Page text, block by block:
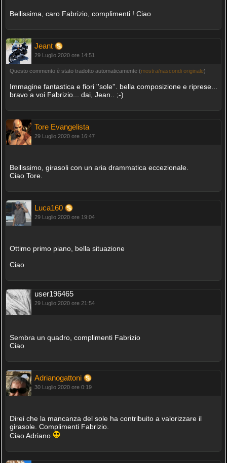
Bellissima, caro Fabrizio, complimenti ! Ciao
Jeant
29 Luglio 2020 ore 14:51
Questo commento è stato tradotto automaticamente (mostra/nascondi originale)
Immagine fantastica e fiori ''sole''. bella composizione e riprese...
bravo a voi Fabrizio... dai, Jean.. ;-)
Tore Evangelista
29 Luglio 2020 ore 16:47
Bellissimo, girasoli con un aria drammatica eccezionale.
Ciao Tore.
Luca160
29 Luglio 2020 ore 19:04
Ottimo primo piano, bella situazione
Ciao
user196465
29 Luglio 2020 ore 21:54
Sembra un quadro, complimenti Fabrizio
Ciao
Adrianogattoni
30 Luglio 2020 ore 0:19
Direi che la mancanza del sole ha contribuito a valorizzare il
girasole. Complimenti Fabrizio.
Ciao Adriano